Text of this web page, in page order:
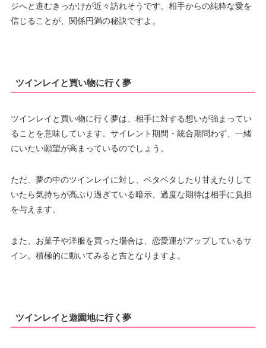
ジへと進むきっかけが近々訪れそうです。相手からの純粋な愛を
信じることが、関係円満の秘訣ですよ。
ツインレイと買い物に行く夢
ツインレイと買い物に行く夢は、相手に対する想いが強まってい
ることを意味しています。サイレント期間・統合期問わず、一緒
にいたい願望が高まっているのでしょう。
ただ、夢の中のツインレイに対し、ベタベタしたり甘えたりして
いたら気持ちが高ぶり過ぎている暗示。過度な期待は相手に負担
を与えます。
また、お菓子や洋服を買った場合は、恋愛運がアップしているサ
イン。積極的に動いてみると吉となりますよ。
ツインレイと遊園地に行く夢